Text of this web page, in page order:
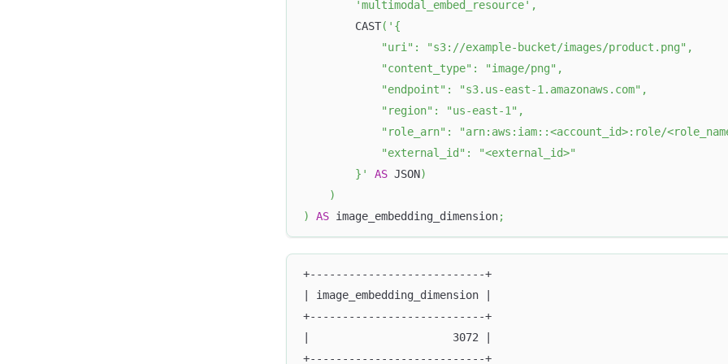
'multimodal_embed_resource' ,
        CAST
( '{
            "uri": "s3://example-bucket/images/product.png",
            "content_type": "image/png",
            "endpoint": "s3.us-east-1.amazonaws.com",
            "region": "us-east-1",
"role_arn": "arn:aws:iam::<account_id>:role/
            "external_id": "<external_id>"
        }'
AS JSON)
)
)
AS image_embedding_dimension;
+---------------------------+
| image_embedding_dimension |
+---------------------------+
|                      3072 |
+---------------------------+